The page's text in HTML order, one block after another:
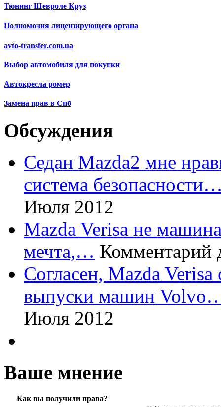
Тюнинг Шевроле Круз
Полномочия лицензирующего органа
avto-transfer.com.ua
Выбор автомобиля для покупки
Автокресла ромер
Замена прав в Спб
Обсуждения
Седан Mazda2 мне
система
Июля 2012
Mazda Verisa не
мечта,… Комментарий
Согласен, Mazda
выпуски машин
Июля 2012
Ваше мнение
Как вы получили права?